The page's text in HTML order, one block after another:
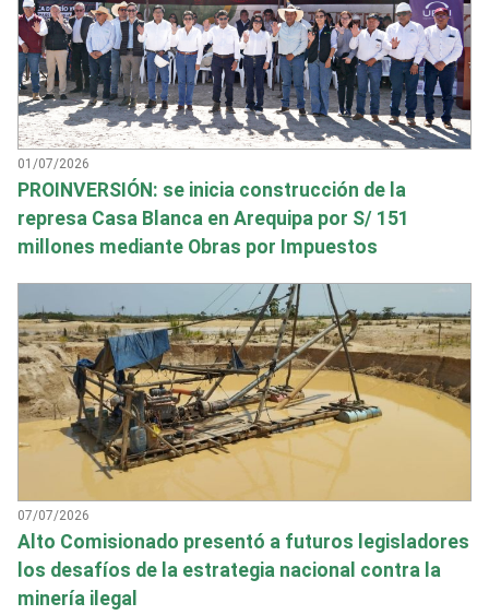
01/07/2026
PROINVERSIÓN: se inicia construcción de la
represa Casa Blanca en Arequipa por S/ 151
millones mediante Obras por Impuestos
07/07/2026
Alto Comisionado presentó a futuros legisladores
los desafíos de la estrategia nacional contra la
minería ilegal